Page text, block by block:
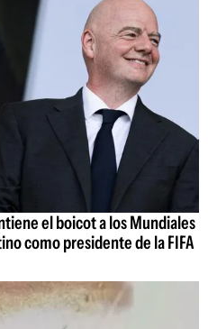
el boicot a los Mundiales
como presidente de la FIFA